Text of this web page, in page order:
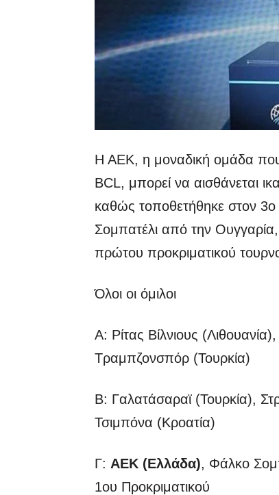
Η ΑΕΚ, η μοναδική ομάδα που
BCL, μπορεί να αισθάνεται
καθώς τοποθετήθηκε στον 3ο
Σομπατέλι από την
πρώτου προκριματικού
Όλοι οι όμιλοι
Α: Ρίτας Βίλνιους
Τραμπζονσπόρ (Τουρκία)
Β: Γαλατάσαραϊ (Τουρκία),
Τσιμπόνα (Κροατία)
Γ: ΑΕΚ (Ελλάδα), Φάλκο
1ου Προκριματικού